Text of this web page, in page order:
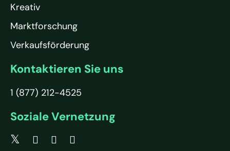
Kreativ
Marktforschung
Verkaufsförderung
Kontaktieren Sie uns
1 (877) 212-4525
Soziale Vernetzung